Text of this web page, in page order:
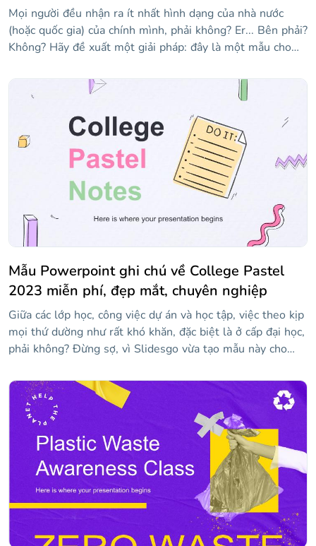
Mọi người đều nhận ra ít nhất hình dạng của nhà nước
(hoặc quốc gia) của chính mình, phải không? Er... Bên phải?
Không? Hãy đề xuất một giải pháp: đây là một mẫu cho
giảng dạy tất cả 50 tiểu bang của Hoa Kỳ. Nó có nhiều bản
đồ của các tiểu bang khác nhau! Vì chúng tôi đã sử dụng
tông màu xanh lam, mọi thứ đều ổn, êm dịu, nhẹ nhàng...
Này, hãy thức dậy, chúng ta đang ở giữa lớp! Nếu bạn thấy
một số trạng thái bị thiếu, hãy kiểm tra các trang trình bày
ở cuối mẫu, nơi bạn sẽ tìm thấy các liên kết đến phần còn
lại của chúng!
Mẫu Powerpoint ghi chú về College Pastel
2023 miễn phí, đẹp mắt, chuyên nghiệp
Giữa các lớp học, công việc dự án và học tập, việc theo kịp
mọi thứ dường như rất khó khăn, đặc biệt là ở cấp đại học,
phải không? Đừng sợ, vì Slidesgo vừa tạo mẫu này cho
pastel tươi sáng và nhiều hình minh họa giống như hình
vẽ nguệch ngoạc — một nét thú vị luôn được chào đón!
Tất cả các bố cục đều chứa các mảnh giấy hoặc ghi chú
dính, nơi bạn có thể viết bất cứ điều gì bạn cần nhớ. Sự
kết hợp tuyệt vời này sẽ khiến bạn lưu giữ thông tin đó
trong một thời gian dài!